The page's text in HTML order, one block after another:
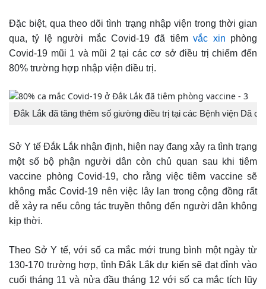
Đặc biệt, qua theo dõi tình trạng nhập viện trong thời gian
qua, tỷ lệ người mắc Covid-19 đã tiêmvắc xin phòng
Covid-19 mũi 1 và mũi 2 tại các cơ sở điều trị chiếm đến
80% trường hợp nhập viện điều trị.
Đắk Lắk đã tăng thêm số giường điều trị tại các Bệnh viện Dã
Sở Y tế Đắk Lắk nhận định, hiện nay đang xảy ra tình trạng
một số bộ phận người dân còn chủ quan sau khi tiêm
vaccine phòng Covid-19, cho rằng việc tiêm vaccine sẽ
không mắc Covid-19 nên việc lây lan trong cộng đồng rất
dễ xảy ra nếu công tác truyền thông đến người dân không
kịp thời.
Theo Sở Y tế, với số ca mắc mới trung bình một ngày từ
130-170 trường hợp, tỉnh Đắk Lắk dự kiến sẽ đạt đỉnh vào
cuối tháng 11 và nửa đầu tháng 12 với số ca mắc tích lũy